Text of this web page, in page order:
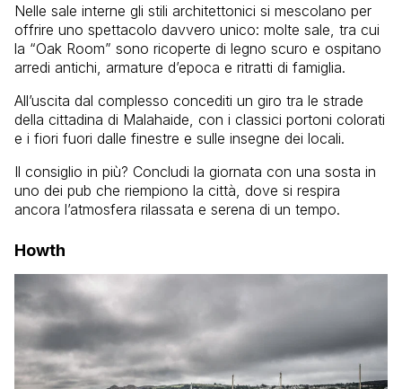
Nelle sale interne gli stili architettonici si mescolano per
offrire uno spettacolo davvero unico: molte sale, tra cui
la “Oak Room” sono ricoperte di legno scuro e ospitano
arredi antichi, armature d’epoca e ritratti di famiglia.
All’uscita dal complesso concediti un giro tra le strade
della cittadina di Malahaide, con i classici portoni colorati
e i fiori fuori dalle finestre e sulle insegne dei locali.
Il consiglio in più? Concludi la giornata con una sosta in
uno dei pub che riempiono la città, dove si respira
ancora l’atmosfera rilassata e serena di un tempo.
Howth